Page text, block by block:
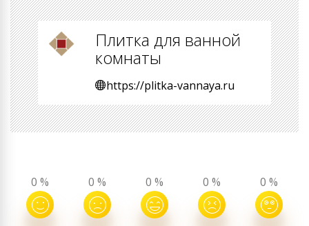
Плитка для ванной
комнаты
https://plitka-vannaya.ru
0 % 0 % 0 % 0 % 0 %